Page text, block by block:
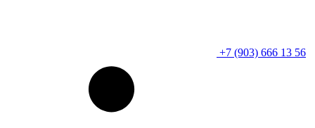
+7 (903) 666 13 56